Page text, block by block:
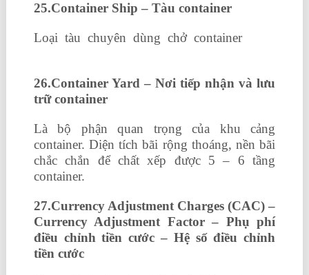
25.Container Ship – Tàu container
Loại tàu chuyên dùng chở container
26.Container Yard – Nơi tiếp nhận và lưu
trữ container
Là bộ phận quan trọng của khu cảng
container. Diện tích bãi rộng thoáng, nền bãi
chắc chắn để chất xếp được 5 – 6 tầng
container.
27.Currency Adjustment Charges (CAC) –
Currency Adjustment Factor – Phụ phí
điều chỉnh tiền cước – Hệ số điều chỉnh
tiền cước